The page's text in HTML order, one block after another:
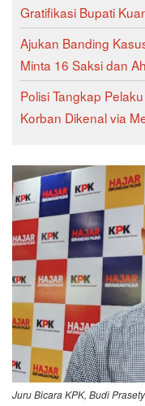
Gratifikasi Bupati
Ajukan Banding
Minta 16 Saksi dan
Polisi Tangkap
Korban Dikenal via
Juru Bicara KPK, Budi